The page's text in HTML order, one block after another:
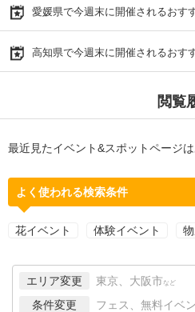
愛媛県で今週末に開催されるおす
高知県で今週末に開催されるおす
閲覧
最近見たイベント&スポットページは
よく使われる検索条件
花イベント 体験イベント
エリア変更 東京、大阪市 など
条件変更 フェス、無料イベ